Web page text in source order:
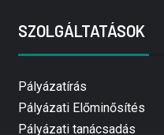
SZOLGÁLTATÁSOK
Pályázatírás
Pályázati Előminősítés
Pályázati tanácsadás